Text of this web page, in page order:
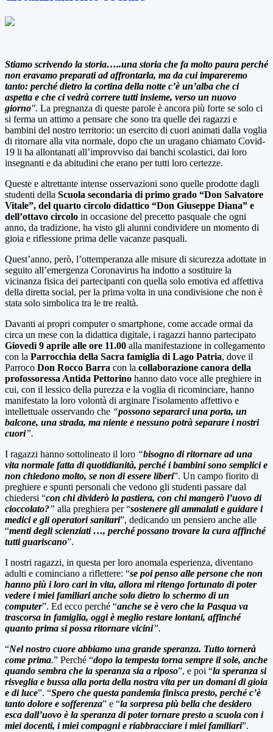
Stiamo scrivendo la storia…..una storia che fa molto paura perché
non eravamo preparati ad affrontarla, ma da cui impareremo
tanto: perché dietro la cortina della notte c’è un’alba che ci
aspetta e che ci vedrà correre tutti insieme, verso un nuovo
giorno". La pregnanza di queste parole è ancora più forte se solo ci
si ferma un attimo a pensare che sono tra quelle dei ragazzi e
bambini del nostro territorio: un esercito di cuori animati dalla voglia
di ritornare alla vita normale, dopo che un uragano chiamato Covid-
19 li ha allontanati all’improvviso dai banchi scolastici, dai loro
insegnanti e da abitudini che erano per tutti loro certezze.
Queste e altrettante intense osservazioni sono quelle prodotte dagli
studenti della Scuola secondaria di primo grado “Don Salvatore
Vitale”, del quarto circolo didattico “Don Giuseppe Diana” e
dell’ottavo circolo in occasione del precetto pasquale che ogni
anno, da tradizione, ha visto gli alunni condividere un momento di
gioia e riflessione prima delle vacanze pasquali.
Quest’anno, però, l’ottemperanza alle misure di sicurezza adottate in
seguito all’emergenza Coronavirus ha indotto a sostituire la
vicinanza fisica dei partecipanti con quella solo emotiva ed affettiva
della diretta social, per la prima volta in una condivisione che non è
stata solo simbolica tra le tre realtà.
Davanti ai propri computer o smartphone, come accade ormai da
circa un mese con la didattica digitale, i ragazzi hanno partecipato
Giovedì 9 aprile alle ore 11.00 alla manifestazione in collegamento
con la Parrocchia della Sacra famiglia di Lago Patria, dove il
Parroco Don Rocco Barra con la collaborazione canora della
profossoressa Antida Pettorino hanno dato voce alle preghiere in
cui, con il lessico della purezza e la voglia di ricominciare, hanno
manifestato la loro volontà di arginare l'isolamento affettivo e
intellettuale osservando che “possono separarci una porta, un
balcone, una strada, ma niente e nessuno potrà separare i nostri
cuori”.
I ragazzi hanno sottolineato il loro “bisogno di ritornare ad una
vita normale fatta di quotidianità, perché i bambini sono semplici e
non chiedono molto, se non di essere liberi”. Un campo fiorito di
preghiere e spunti personali che vedono gli studenti passare dal
chiedersi “con chi dividerò la pastiera, con chi mangerò l’uovo di
cioccolato?” alla preghiera per “sostenere gli ammalati e guidare i
medici e gli operatori sanitari”, dedicando un pensiero anche alle
“menti degli scienziati …, perché possano trovare la cura affinché
tutti guariscano”.
I nostri ragazzi, in questa per loro anomala esperienza, diventano
adulti e cominciano a riflettere: “se poi penso alle persone che non
hanno più i loro cari in vita, allora mi ritengo fortunato di poter
vedere i miei familiari anche solo dietro lo schermo di un
computer”. Ed ecco perché “anche se è vero che la Pasqua va
trascorsa in famiglia, oggi è meglio restare lontani, affinché
quanto prima si possa ritornare vicini”.
“Nel nostro cuore abbiamo una grande speranza. Tutto tornerà
come prima.” Perché “dopo la tempesta torna sempre il sole, anche
quando sembra che la speranza sia a riposo”, e poi “la speranza si
risveglia e bussa alla porta della nostra vita per un domani di gioia
e di luce”. “Spero che questa pandemia finisca presto, perché c’è
tanto dolore e sofferenza” e “la sorpresa più bella che desidero
esca dall’uovo è la speranza di poter tornare presto a scuola con i
miei docenti, i miei compagni e riabbracciare i miei familiari”.